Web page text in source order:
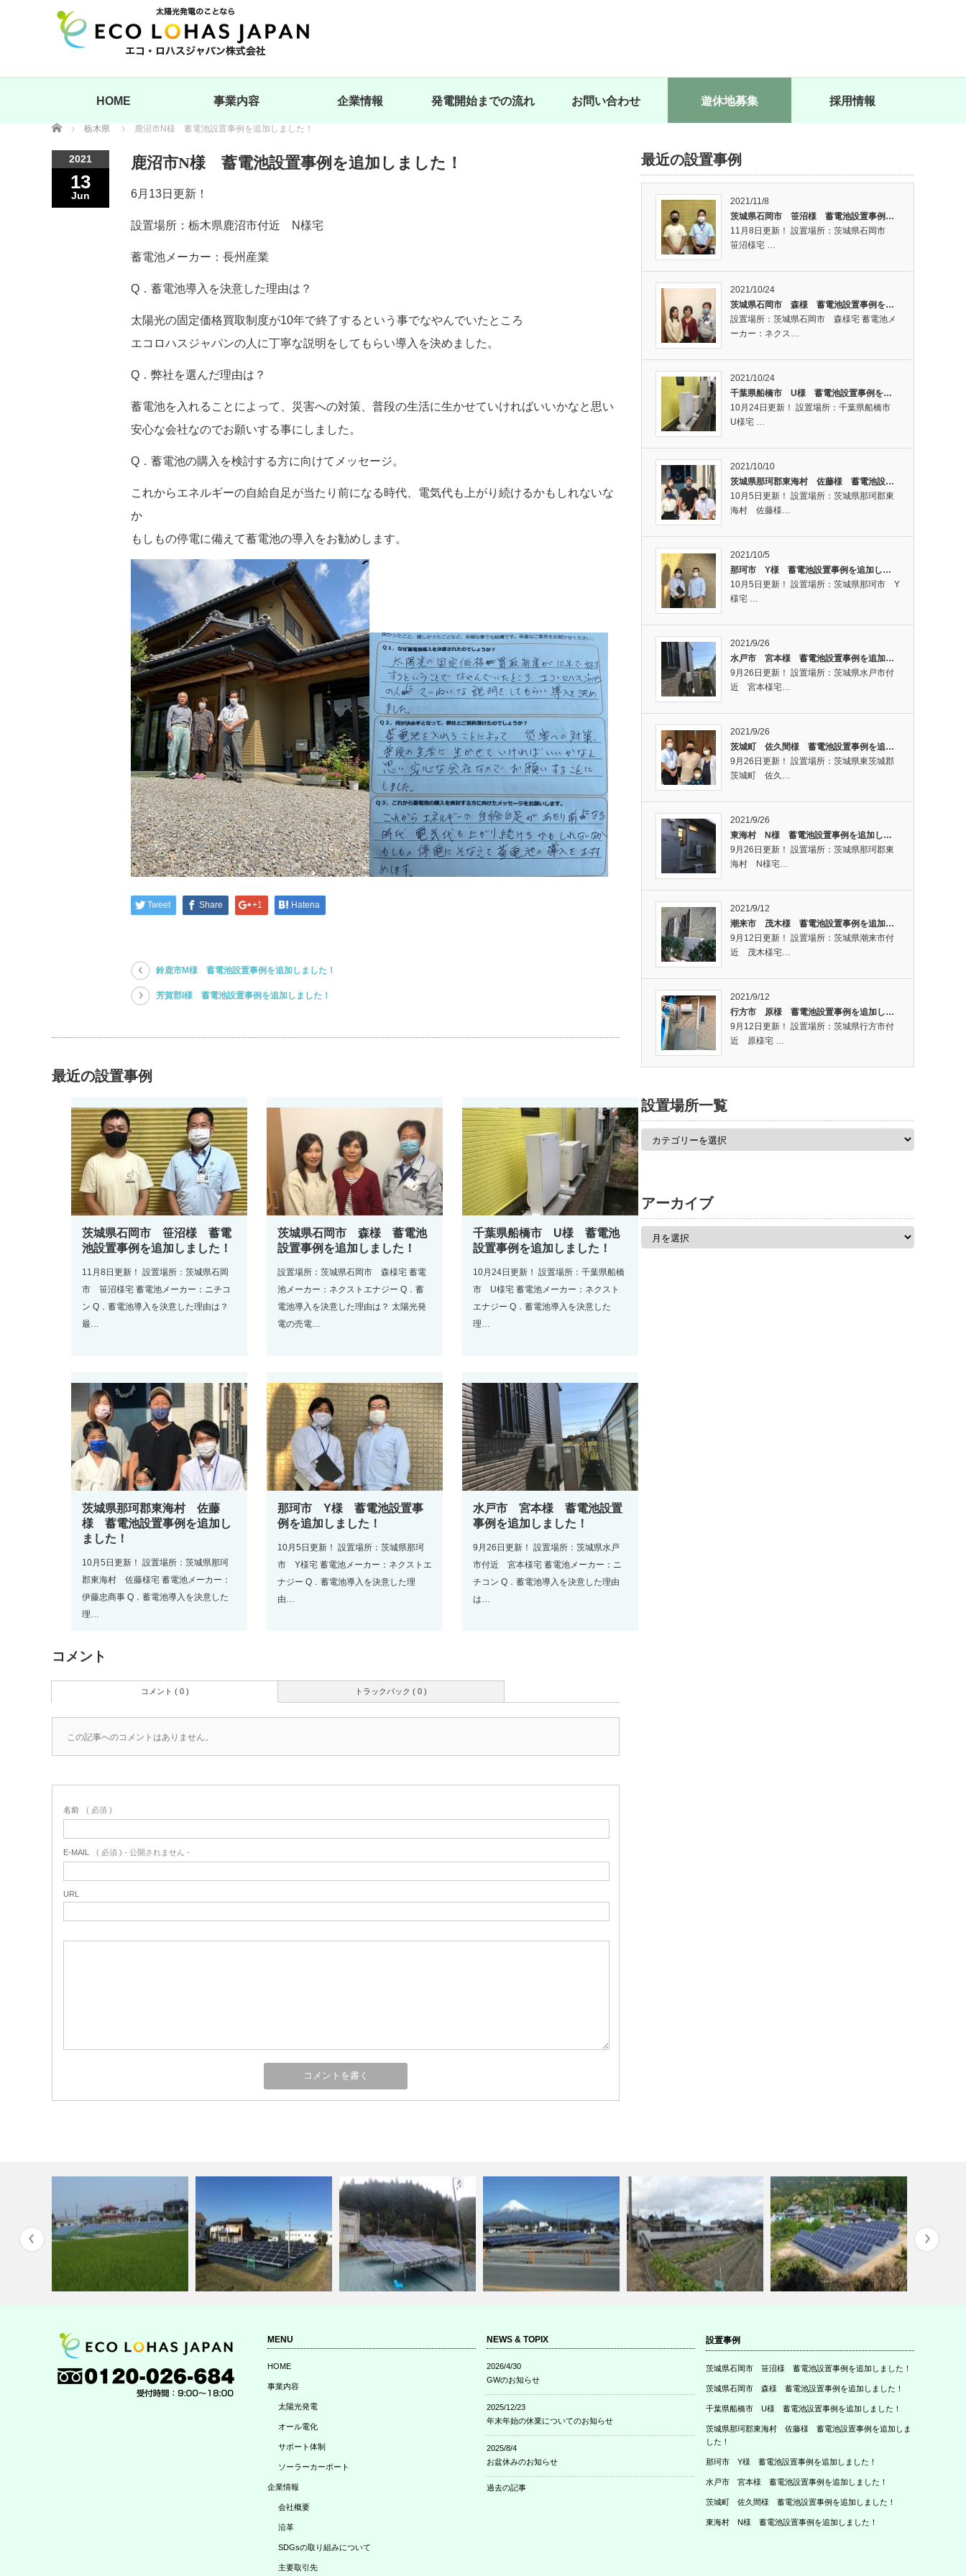
HOME 事業内容 企業情報 発電開始までの流れ お問い合わせ 遊休地募集 採用情報
Home 栃木県 鹿沼市N様 蓄電池設置事例を追加しました！
2021
13
Jun
鹿沼市N様 蓄電池設置事例を追加しました！
6月13日更新！
設置場所：栃木県鹿沼市付近 N様宅
蓄電池メーカー：長州産業
Q．蓄電池導入を決意した理由は？
太陽光の固定価格買取制度が10年で終了するという事でなやんでいたところ
エコロハスジャパンの人に丁寧な説明をしてもらい導入を決めました。
Q．弊社を選んだ理由は？
蓄電池を入れることによって、災害への対策、普段の生活に生かせていければいいかなと思い
安心な会社なのでお願いする事にしました。
Q．蓄電池の購入を検討する方に向けてメッセージ。
これからエネルギーの自給自足が当たり前になる時代、電気代も上がり続けるかもしれないな
か
もしもの停電に備えて蓄電池の導入をお勧めします。
Tweet Share +1 Hatena
鈴鹿市M様 蓄電池設置事例を追加しました！
芳賀郡I様 蓄電池設置事例を追加しました！
最近の設置事例
茨城県石岡市 笹沼様 蓄電
池設置事例を追加しました！
11月8日更新！ 設置場所：茨城県石岡
市 笹沼様宅 蓄電池メーカー：ニチコ
ン Q．蓄電池導入を決意した理由は？
最…
茨城県石岡市 森様 蓄電池
設置事例を追加しました！
設置場所：茨城県石岡市 森様宅 蓄電
池メーカー：ネクストエナジー Q．蓄
電池導入を決意した理由は？ 太陽光発
電の売電…
千葉県船橋市 U様 蓄電池
設置事例を追加しました！
10月24日更新！ 設置場所：千葉県船橋
市 U様宅 蓄電池メーカー：ネクスト
エナジー Q．蓄電池導入を決意した
理…
茨城県那珂郡東海村 佐藤
様 蓄電池設置事例を追加し
ました！
10月5日更新！ 設置場所：茨城県那珂
郡東海村 佐藤様宅 蓄電池メーカー：
伊藤忠商事 Q．蓄電池導入を決意した
理…
那珂市 Y様 蓄電池設置事
例を追加しました！
10月5日更新！ 設置場所：茨城県那珂
市 Y様宅 蓄電池メーカー：ネクストエ
ナジー Q．蓄電池導入を決意した理
由…
水戸市 宮本様 蓄電池設置
事例を追加しました！
9月26日更新！ 設置場所：茨城県水戸
市付近 宮本様宅 蓄電池メーカー：ニ
チコン Q．蓄電池導入を決意した理由
は…
コメント
トラックバック ( 0 )
コメント ( 0 )
この記事へのコメントはありません。
名前 ( 必須 )
E-MAIL ( 必須 ) - 公開されません -
URL
最近の設置事例
2021/11/8
茨城県石岡市 笹沼様 蓄電池設置事例…
11月8日更新！ 設置場所：茨城県石岡市
笹沼様宅 …
2021/10/24
茨城県石岡市 森様 蓄電池設置事例を…
設置場所：茨城県石岡市 森様宅 蓄電池メ
ーカー：ネクス…
2021/10/24
千葉県船橋市 U様 蓄電池設置事例を…
10月24日更新！ 設置場所：千葉県船橋市
U様宅 …
2021/10/10
茨城県那珂郡東海村 佐藤様 蓄電池設…
10月5日更新！ 設置場所：茨城県那珂郡東
海村 佐藤様…
2021/10/5
那珂市 Y様 蓄電池設置事例を追加し…
10月5日更新！ 設置場所：茨城県那珂市 Y
様宅 …
2021/9/26
水戸市 宮本様 蓄電池設置事例を追加…
9月26日更新！ 設置場所：茨城県水戸市付
近 宮本様宅…
2021/9/26
茨城町 佐久間様 蓄電池設置事例を追…
9月26日更新！ 設置場所：茨城県東茨城郡
茨城町 佐久…
2021/9/26
東海村 N様 蓄電池設置事例を追加し…
9月26日更新！ 設置場所：茨城県那珂郡東
海村 N様宅…
2021/9/12
潮来市 茂木様 蓄電池設置事例を追加…
9月12日更新！ 設置場所：茨城県潮来市付
近 茂木様宅…
2021/9/12
行方市 原様 蓄電池設置事例を追加し…
9月12日更新！ 設置場所：茨城県行方市付
近 原様宅 …
設置場所一覧
アーカイブ
群馬県邑楽郡の設置事例を追加
三重県伊勢市の設置事例を追加
しました。
静岡県富士宮市の設置事例を追
三重県伊賀市の設置事例を追加
愛知県新城市の設置事例を追加
しました。
MENU
HOME
事業内容
太陽光発電
オール電化
サポート体制
ソーラーカーポート
企業情報
会社概要
沿革
SDGsの取り組みについて
主要取引先
NEWS & TOPIX
2026/4/30
GWのお知らせ
2025/12/23
年末年始の休業についてのお知らせ
2025/8/4
お盆休みのお知らせ
過去の記事
設置事例
茨城県石岡市 笹沼様 蓄電池設置事例を追加しました！
茨城県石岡市 森様 蓄電池設置事例を追加しました！
千葉県船橋市 U様 蓄電池設置事例を追加しました！
茨城県那珂郡東海村 佐藤様 蓄電池設置事例を追加しま
した！
那珂市 Y様 蓄電池設置事例を追加しました！
水戸市 宮本様 蓄電池設置事例を追加しました！
茨城町 佐久間様 蓄電池設置事例を追加しました！
東海村 N様 蓄電池設置事例を追加しました！